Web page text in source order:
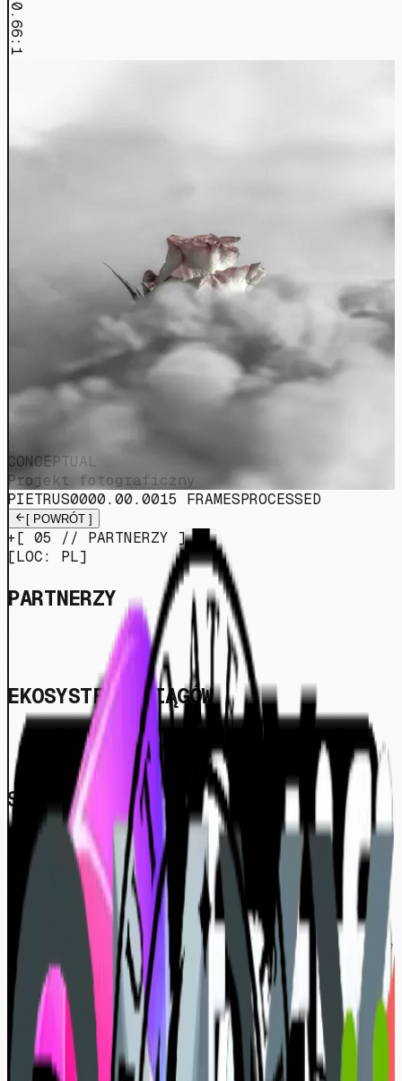
0.66:1
CONCEPTUAL
Projekt fotograficzny
PIETRUS0000.00.0015 FRAMESPROCESSED
[ POWRÓT ]
+[ 05 // PARTNERZY ]
[LOC: PL]
PARTNERZY
EKOSYSTEM OSIĄGÓW
SYSTEM JEST TAK SILNY, JAK JEGO
NAJSŁABSZE OGNIWO.
Nie wierzę w „sponsoring” w tradycyjnym tego słowa
znaczeniu. Logo na stronie jest statyczne.
Partnerstwo natomiast ma charakter kinetyczny. Wiążę
się z markami, które nie tylko dostarczają sprzęt,
ale zapewniają przewagę technologiczną niezbędną do
działania na krawędzi możliwości.